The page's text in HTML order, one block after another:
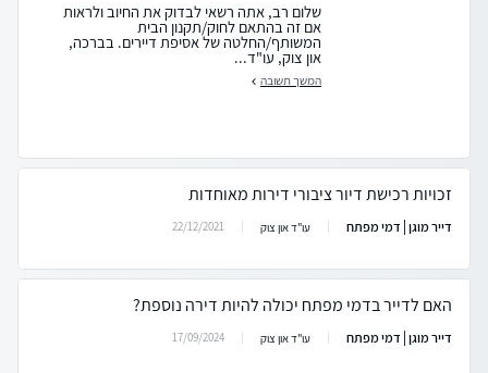
שלום רב, אתה רשאי לבדוק את החיוב ולראות
אם זה בהתאם לחוק/תקנון הבית
המשותף/החלטה של אסיפת דיירים. בברכה,
און צוק, עו"ד...
המשך תשובה
זכויות רכישת דיור ציבורי דירות מאוחדות
דייר מוגן | דמי מפתח עו"ד און צוק 22/12/2021
האם לדייר בדמי מפתח יכולה להיות דירה נוספת?
דייר מוגן | דמי מפתח עו"ד און צוק 17/09/2024